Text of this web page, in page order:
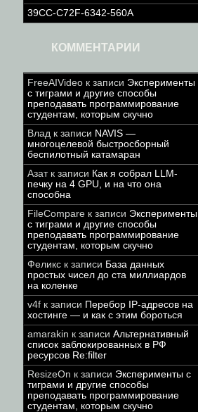
39CC-C72F-6342-560A
КОММЕНТАРИИ
FreeAIVideo к записи Эксперименты
с тиграми и другие способы
преподавать программирование
студентам, которым скучно
Влад к записи NAVIS —
многоцелевой быстросборный
беспилотный катамаран
Азатк записи Как я собрал LLM-
печку на 4 GPU, и на что она
способна
FileCompare к записи Эксперименты
с тиграми и другие способы
преподавать программирование
студентам, которым скучно
Феликс к записи База данных
простых чисел до ста миллиардов
на коленке
v4f к записи Перебор IP-адресов на
хостинге — и как с этим бороться
amarakin к записи Альтернативный
список заблокированных в РФ
ресурсов Re:filter
ResizeOn к записи Эксперименты с
тиграми и другие способы
преподавать программирование
студентам, которым скучно